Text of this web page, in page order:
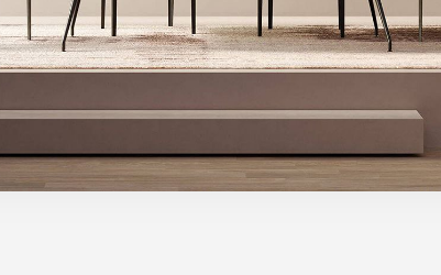
абстрактную скульптуру с
по состоянию: на поверхности стекла
возникшие в ходе эксплуатации в
в стоимости, при этом светильник полностью
и целостность конструкции.